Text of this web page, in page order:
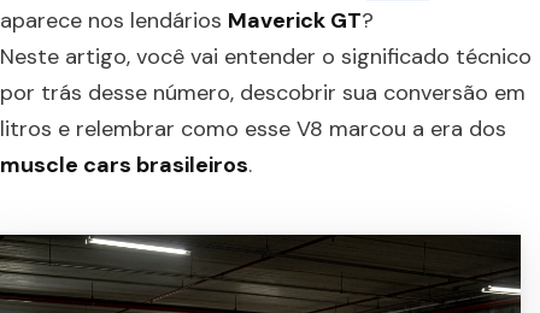
aparece nos lendários Maverick GT?
Neste artigo, você vai entender o significado técnico
por trás desse número, descobrir sua conversão em
litros e relembrar como esse V8 marcou a era dos
muscle cars brasileiros.